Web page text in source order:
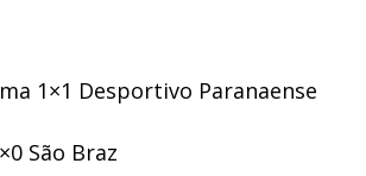
1×1 Desportivo Paranaense
São Braz